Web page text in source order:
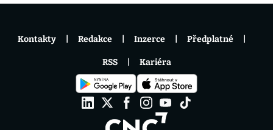
Kontakty Redakce Inzerce Předplatné
RSS Kariéra